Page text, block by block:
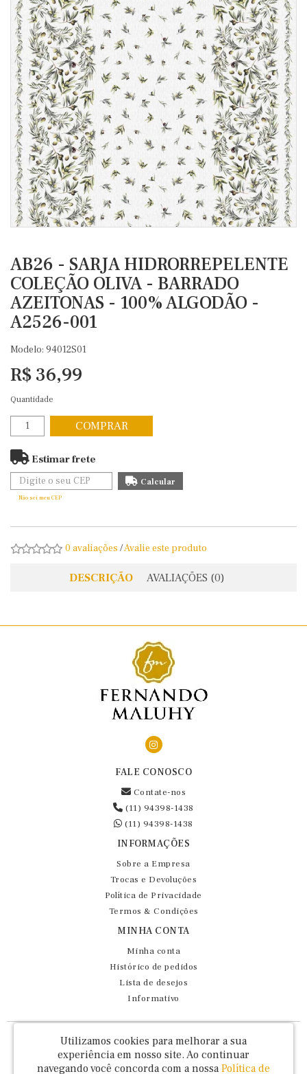
AB26 - SARJA HIDRORREPELENTE
COLEÇÃO OLIVA - BARRADO
AZEITONAS - 100% ALGODÃO -
A2526-001
Modelo: 94012S01
R$ 36,99
Quantidade
COMPRAR
Estimar frete
Não sei meu CEP
0 avaliações /Avalie este produto
DESCRIÇÃO AVALIAÇÕES (0)
FALE CONOSCO
Contate-nos
(11) 94398-1438
(11) 94398-1438
INFORMAÇÕES
Sobre a Empresa
Trocas e Devoluções
Política de Privacidade
Termos & Condições
MINHA CONTA
Minha conta
Histórico de pedidos
Lista de desejos
Informativo
Fernando Maluhy Cia Ltda - CNPJ: 60.458.825/0001-86
Rua Dr Euclydes da Cunha, 47 - Brás - São Paulo / SP - CEP 03016-030
Utilizamos cookies para melhorar a sua
experiência em nosso site. Ao continuar
navegando você concorda com a nossa Política de